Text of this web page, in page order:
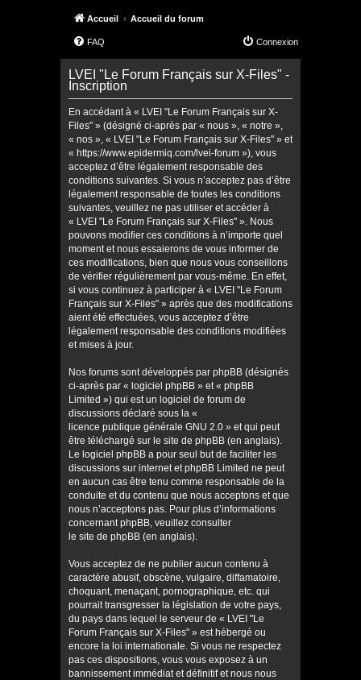
Accueil Accueil du forum
FAQ Connexion
LVEI "Le Forum Français sur X-Files" -
Inscription
En accédant à « LVEI "Le Forum Français sur X-
Files" » (désigné ci-après par « nous », « notre »,
« nos », « LVEI "Le Forum Français sur X-Files" » et
« https://www.epidermiq.com/lvei-forum »), vous
acceptez d’être légalement responsable des
conditions suivantes. Si vous n’acceptez pas d’être
légalement responsable de toutes les conditions
suivantes, veuillez ne pas utiliser et accéder à
« LVEI "Le Forum Français sur X-Files" ». Nous
pouvons modifier ces conditions à n’importe quel
moment et nous essaierons de vous informer de
ces modifications, bien que nous vous conseillons
de vérifier régulièrement par vous-même. En effet,
si vous continuez à participer à « LVEI "Le Forum
Français sur X-Files" » après que des modifications
aient été effectuées, vous acceptez d’être
légalement responsable des conditions modifiées
et mises à jour.
Nos forums sont développés par phpBB (désignés
ci-après par « logiciel phpBB » et « phpBB
Limited ») qui est un logiciel de forum de
discussions déclaré sous la «
licence publique générale GNU 2.0 » et qui peut
être téléchargé sur le site de phpBB (en anglais).
Le logiciel phpBB a pour seul but de faciliter les
discussions sur internet et phpBB Limited ne peut
en aucun cas être tenu comme responsable de la
conduite et du contenu que nous acceptons et que
nous n’acceptons pas. Pour plus d’informations
concernant phpBB, veuillez consulter
le site de phpBB (en anglais).
Vous acceptez de ne publier aucun contenu à
caractère abusif, obscène, vulgaire, diffamatoire,
choquant, menaçant, pornographique, etc. qui
pourrait transgresser la législation de votre pays,
du pays dans lequel le serveur de « LVEI "Le
Forum Français sur X-Files" » est hébergé ou
encore la loi internationale. Si vous ne respectez
pas ces dispositions, vous vous exposez à un
bannissement immédiat et définitif et nous nous